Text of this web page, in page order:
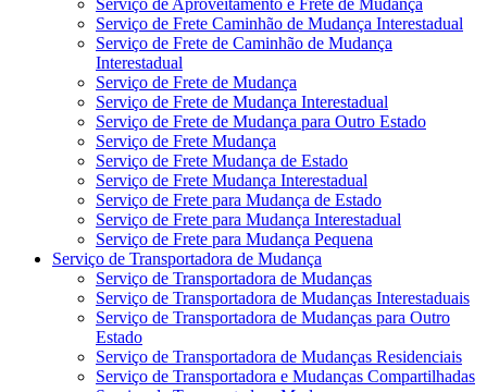
Serviço de Aproveitamento e Frete de Mudança
Serviço de Frete Caminhão de Mudança Interestadual
Serviço de Frete de Caminhão de Mudança
Interestadual
Serviço de Frete de Mudança
Serviço de Frete de Mudança Interestadual
Serviço de Frete de Mudança para Outro Estado
Serviço de Frete Mudança
Serviço de Frete Mudança de Estado
Serviço de Frete Mudança Interestadual
Serviço de Frete para Mudança de Estado
Serviço de Frete para Mudança Interestadual
Serviço de Frete para Mudança Pequena
Serviço de Transportadora de Mudança
Serviço de Transportadora de Mudanças
Serviço de Transportadora de Mudanças Interestaduais
Serviço de Transportadora de Mudanças para Outro
Estado
Serviço de Transportadora de Mudanças Residenciais
Serviço de Transportadora e Mudanças Compartilhadas